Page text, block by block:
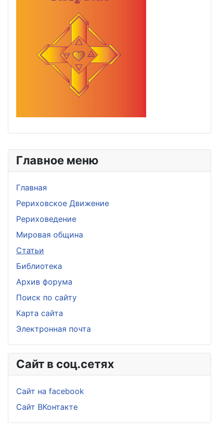
Главное меню
Главная
Рериховское Движение
Рериховедение
Мировая община
Статьи
Библиотека
Архив форума
Поиск по сайту
Карта сайта
Электронная почта
Сайт в соц.сетях
Сайт на facebook
Сайт ВКонтакте